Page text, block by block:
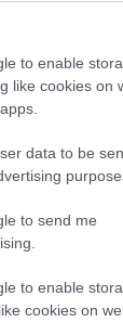
to enable
like cookies on
data to be
to send me
to enable
cookies on
prezentuje
jest
powyżej
się do
Jest to
km/h.